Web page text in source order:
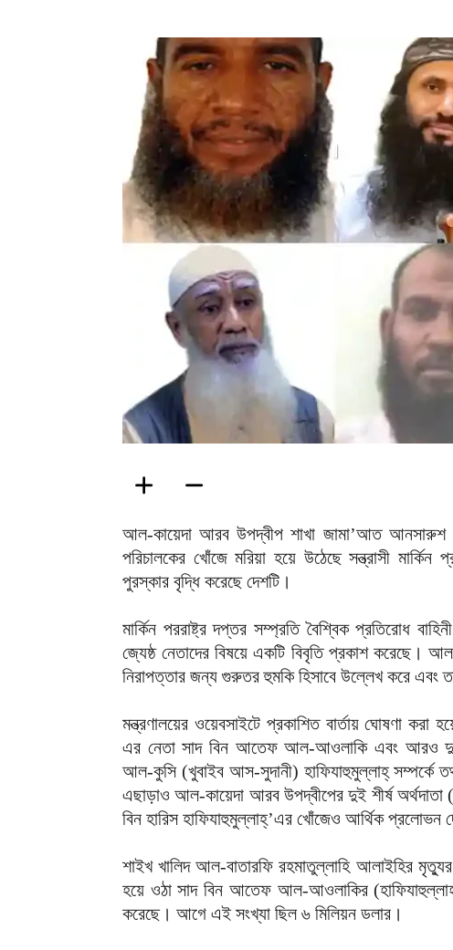
আল-কায়েদা আরব উপদ্বীপ শাখা জামা’আত আনসারুশ
পরিচালকের খোঁজে মরিয়া হয়ে উঠেছে সন্ত্রাসী
পুরস্কার বৃদ্ধি করেছে দেশটি।
মার্কিন পররাষ্ট্র দপ্তর সম্প্রতি বৈশ্বিক প্রতিরোধ
জ্যেষ্ঠ নেতাদের বিষয়ে একটি বিবৃতি প্রকাশ করেছে।
নিরাপত্তার জন্য গুরুতর হুমকি হিসাবে উল্লেখ করে
মন্ত্রণালয়ের ওয়েবসাইটে প্রকাশিত বার্তায় ঘোষণা
এর নেতা সাদ বিন আতেফ আল-আওলাকি এবং আরও দুই
আল-কুসি (খুবাইব আস-সুদানী) হাফিযাহুমুল্লাহ্ সম্পর্কে
এছাড়াও আল-কায়েদা আরব উপদ্বীপের দুই শীর্ষ অর্থদাতা
বিন হারিস হাফিযাহুমুল্লাহ্’এর খোঁজেও আর্থিক প্রলোভন
শাইখ খালিদ আল-বাতারফি রহমাতুল্লাহি আলাইহির
হয়ে ওঠা সাদ বিন আতেফ আল-আওলাকির
করেছে। আগে এই সংখ্যা ছিল ৬ মিলিয়ন ডলার।